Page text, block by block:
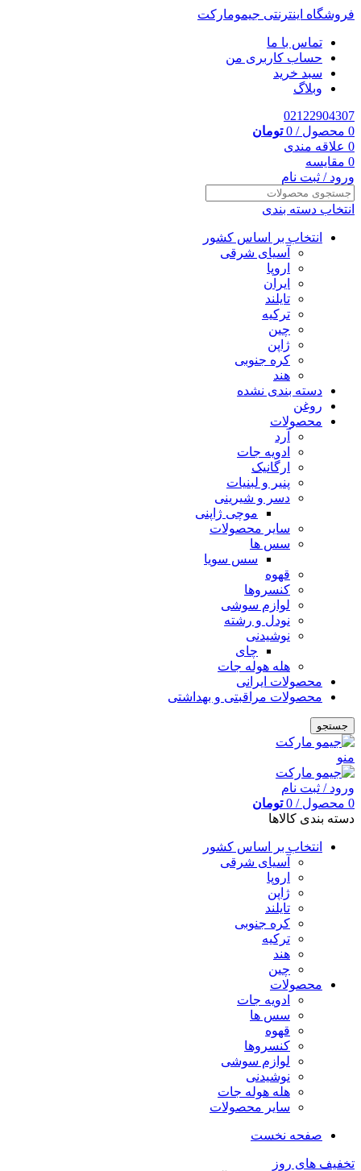
فروشگاه اینترنتی جیمومارکت
تماس با ما
حساب کاربری من
سبد خرید
وبلاگ
02122904307
0 محصول /
0 تومان
0 علاقه مندی
0 مقایسه
ورود / ثبت نام
انتخاب دسته بندی
انتخاب بر اساس کشور
آسیای شرقی
اروپا
ایران
تایلند
ترکیه
چین
ژاپن
کره جنوبی
هند
دسته بندی نشده
روغن
محصولات
آرد
ادویه جات
ارگانیک
پنیر و لبنیات
دسر و شیرینی
موچی ژاپنی
سایر محصولات
سس ها
سس سویا
قهوه
کنسروها
لوازم سوشی
نودل و رشته
نوشیدنی
چای
هله هوله جات
محصولات ایرانی
محصولات مراقبتی و بهداشتی
جستجو
منو
ورود / ثبت نام
0 محصول /
0 تومان
دسته بندی کالاها
انتخاب بر اساس کشور
آسیای شرقی
اروپا
ژاپن
تایلند
کره جنوبی
ترکیه
هند
چین
محصولات
ادویه جات
سس ها
قهوه
کنسروها
لوازم سوشی
نوشیدنی
هله هوله جات
سایر محصولات
صفحه نخست
تخفیف های روز